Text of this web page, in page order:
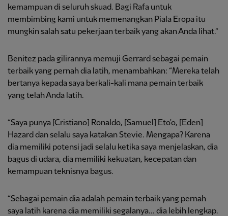
kemampuan di seluruh skuad. Bagi Rafa untuk
membimbing kami untuk memenangkan Piala Eropa itu
mungkin salah satu pekerjaan terbaik yang akan Anda lihat.”
Benitez pada gilirannya memuji Gerrard sebagai pemain
terbaik yang pernah dia latih, menambahkan: “Mereka telah
bertanya kepada saya berkali-kali mana pemain terbaik
yang telah Anda latih.
“Saya punya [Cristiano] Ronaldo, [Samuel] Eto'o, [Eden]
Hazard dan selalu saya katakan Stevie. Mengapa? Karena
dia memiliki potensi jadi selalu ketika saya menjelaskan, dia
bagus di udara, dia memiliki kekuatan, kecepatan dan
kemampuan teknisnya bagus.
“Sebagai pemain dia adalah pemain terbaik yang pernah
saya latih karena dia memiliki segalanya... dia lebih lengkap.